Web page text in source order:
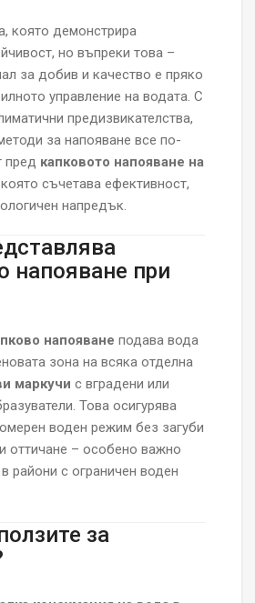
която демонстрира
но въпреки това –
за добив и качество е пряко
управление на водата. С
предизвикателства,
за напояване все по-
пред капковото напояване на
съчетава ефективност,
напредък.
напояване при
напояване подава вода
зона на всяка отделна
маркучи с вградени или
Това осигурява
воден режим без загуби
оттичане – особено важно
райони с ограничен воден
за